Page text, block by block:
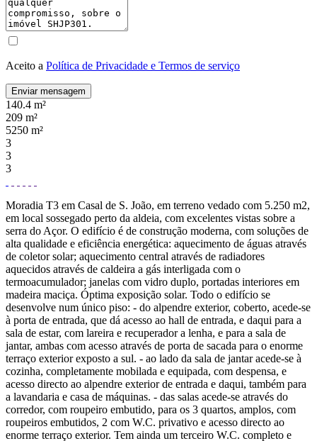
Aceito a Política de Privacidade e Termos de serviço
Enviar mensagem
140.4 m²
209 m²
5250 m²
3
3
3
Moradia T3 em Casal de S. João, em terreno vedado com 5.250 m2,
em local sossegado perto da aldeia, com excelentes vistas sobre a
serra do Açor. O edifício é de construção moderna, com soluções de
alta qualidade e eficiência energética: aquecimento de águas através
de coletor solar; aquecimento central através de radiadores
aquecidos através de caldeira a gás interligada com o
termoacumulador; janelas com vidro duplo, portadas interiores em
madeira maciça. Óptima exposição solar. Todo o edifício se
desenvolve num único piso: - do alpendre exterior, coberto, acede-se
à porta de entrada, que dá acesso ao hall de entrada, e daqui para a
sala de estar, com lareira e recuperador a lenha, e para a sala de
jantar, ambas com acesso através de porta de sacada para o enorme
terraço exterior exposto a sul. - ao lado da sala de jantar acede-se à
cozinha, completamente mobilada e equipada, com despensa, e
acesso directo ao alpendre exterior de entrada e daqui, também para
a lavandaria e casa de máquinas. - das salas acede-se através do
corredor, com roupeiro embutido, para os 3 quartos, amplos, com
roupeiros embutidos, 2 com W.C. privativo e acesso directo ao
enorme terraço exterior. Tem ainda um terceiro W.C. completo e